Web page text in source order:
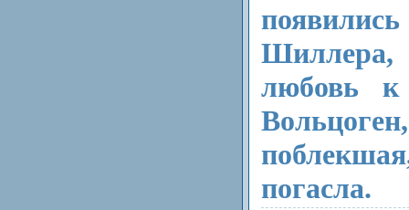
Шиллера,
любовь
погасла.